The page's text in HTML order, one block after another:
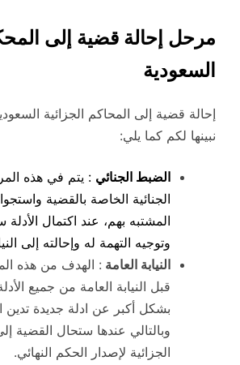
مرحل إحالة قضية إلى
السعودية
إحالة قضية إلى المحاكم الجزائية
نبينها لكم كما يلي:
الضبط الجنائي : يتم في هذه
الجنائية الخاصة بالقضية
المشتبه بهم، عند اكتمال الأدلة
وتوجيه التهمة له وإحالته إلى
النيابة العامة : الهدف من هذه
قبل النيابة العامة من جميع
بشكل أكبر عن ادلة جديدة تدين
وبالتالي عندها ستحال القضية
الجزائية لإصدار الحكم النهائي.